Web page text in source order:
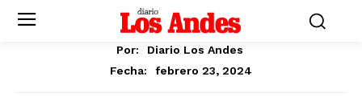
Por:
Diario Los Andes
Fecha:
febrero 23, 2024